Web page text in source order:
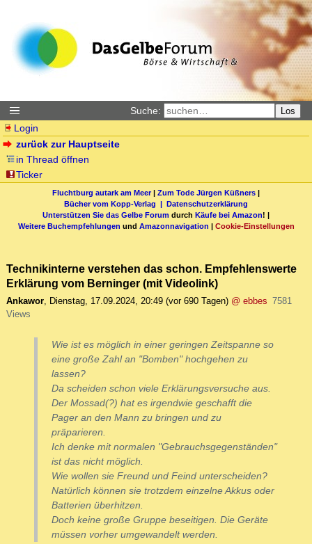
Suche: Los
Login
zurück zur Hauptseite
in Thread öffnen
Ticker
Fluchtburg autark am Meer| Zum Tode Jürgen Küßners |
Bücher vom Kopp-Verlag | Datenschutzerklärung
Unterstützen Sie das Gelbe Forum durch Käufe bei Amazon! |
Weitere Buchempfehlungen und Amazonnavigation | Cookie-Einstellungen
Technikinterne verstehen das schon. Empfehlenswerte
Erklärung vom Berninger (mit Videolink)
Ankawor, Dienstag, 17.09.2024, 20:49 (vor 690 Tagen) @ ebbes 7581
Views
Wie ist es möglich in einer geringen Zeitspanne so
eine große Zahl an "Bomben" hochgehen zu
lassen?
Da scheiden schon viele Erklärungsversuche aus.
Der Mossad(?) hat es irgendwie geschafft die
Pager an den Mann zu bringen und zu
präparieren.
Ich denke mit normalen "Gebrauchsgegenständen"
ist das nicht möglich.
Wie wollen sie Freund und Feind unterscheiden?
Natürlich können sie trotzdem einzelne Akkus oder
Batterien überhitzen.
Doch keine große Gruppe beseitigen. Die Geräte
müssen vorher umgewandelt werden.